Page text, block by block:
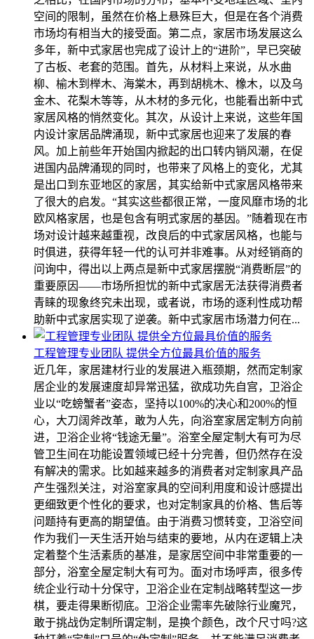
空间的限制，虽然在价格上悬殊巨大，但是在各个消费
市场均有相当大的接受面。第二点，家居市场发展这么
多年，新中式家居也完成了设计上的“进阶”，早已突破
了古板、老套的范围。首先，从材料上来说，从水曲
柳、榆木到榉木、海棠木，再到胡桃木、橡木，以及乌
金木、花梨木等等，从木材的多元化，也能看出新中式
家居风格的悄然变化。其次，从设计上来说，这些年国
内设计家居品牌涌现，新中式家居也迎来了发展的春
风。加上前些年开始国内掀起的出口转内销风潮，在促
进国内品牌涌现的同时，也带来了风格上的变化，尤其
是出口到东亚地区的家居，其实给新中式家居风格带来
了很大的启发。“其实这些都很正常，一度风靡市场的北
欧风格家居，也是包含有明式家居的基因。”随着现在市
场对设计越来越重视，改良后的中式家居风格，也能与
时俱进，获得年轻一代的认可并非难事。从对经销商的
问询中，得出以上两点是新中式家居摆脱“消费断层”的
重要原因——市场所担忧的新中式家居无法获得消费者
青睐的现象终究未出现，或者说，市场的逐利性成功帮
助新中式家居实现了逆袭。新中式家居市场潜力何在...
工程管理专业团队 提供全方位最具价值的服务
近几年，家居建材行业的发展进入瓶颈期，然而定制家
居企业的发展速度却异常迅猛，欲成功先自宫，卫浴企
业以“吃螃蟹者”姿态，坚持以100%的决心和200%的恒
心，大刀阔斧改革，敢为人先，向浴室家居定制方向前
进，卫浴企业将“钱途无量”。浴室全屋定制大有可为尽
管卫生间在功能设置领域已经十分完善，但仍然存在没
有解决的需求。比如越来越多的消费者对定制家具产品
产生强烈关注，对浴室家具的空间利用度和设计感提出
更细致更个性化的要求，也对定制家具的价格、售后等
问题持有更高的期望值。由于消费习惯转变，卫浴空间
作为我们一天生活开始与结束的要地，从内在逻辑上决
定着整个生活素质的基准，是家居空间中非常重要的一
部分，浴室全屋定制大有可为。面对市场呼声，很多传
统企业行动十分保守，卫浴企业在定制战略转型这一步
棋，要走得果断彻底。卫浴企业需率先破除行业魔咒，
敢于挑战伪定制所谓定制，是换个颜色，改个尺寸吗?这